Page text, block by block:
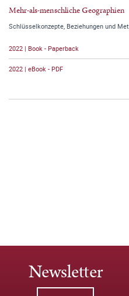
Mehr-als-menschliche Geographien
Schlüsselkonzepte, Beziehungen und
2022 | Book - Paperback
2022 | eBook - PDF
Newsletter